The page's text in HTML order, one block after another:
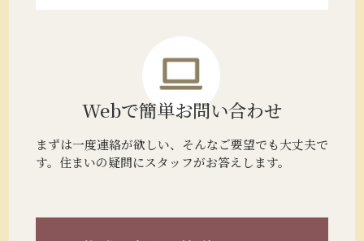
Webで簡単お問い合わせ
まずは一度連絡が欲しい、そんなご要望でも大丈夫で
す。住まいの疑問にスタッフがお答えします。